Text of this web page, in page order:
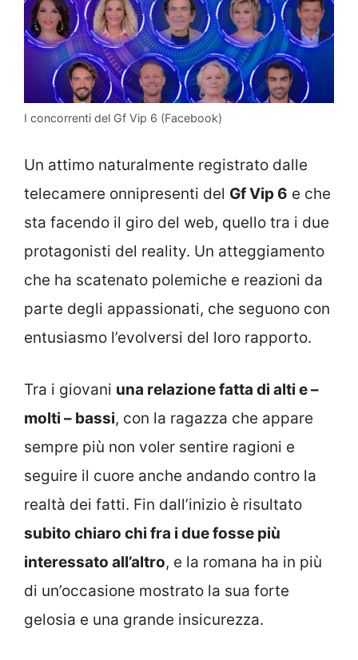
I concorrenti del Gf Vip 6 (Facebook)
Un attimo naturalmente registrato dalle
telecamere onnipresenti del Gf Vip 6 e che
sta facendo il giro del web, quello tra i due
protagonisti del reality. Un atteggiamento
che ha scatenato polemiche e reazioni da
parte degli appassionati, che seguono con
entusiasmo l’evolversi del loro rapporto.
Tra i giovani una relazione fatta di alti e –
molti – bassi, con la ragazza che appare
sempre più non voler sentire ragioni e
seguire il cuore anche andando contro la
realtà dei fatti. Fin dall’inizio è risultato
subito chiaro chi fra i due fosse più
interessato all’altro, e la romana ha in più
di un’occasione mostrato la sua forte
gelosia e una grande insicurezza.